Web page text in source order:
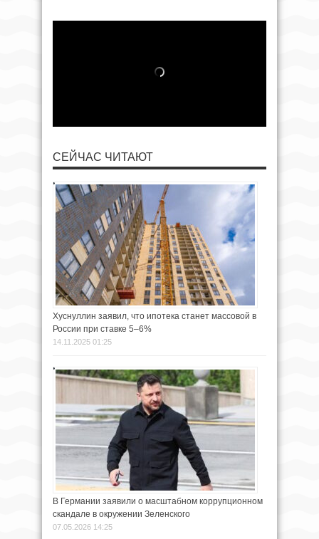
СЕЙЧАС ЧИТАЮТ
Хуснуллин заявил, что ипотека станет массовой в
России при ставке 5–6%
14.11.2025 01:25
В Германии заявили о масштабном коррупционном
скандале в окружении Зеленского
07.05.2026 14:25